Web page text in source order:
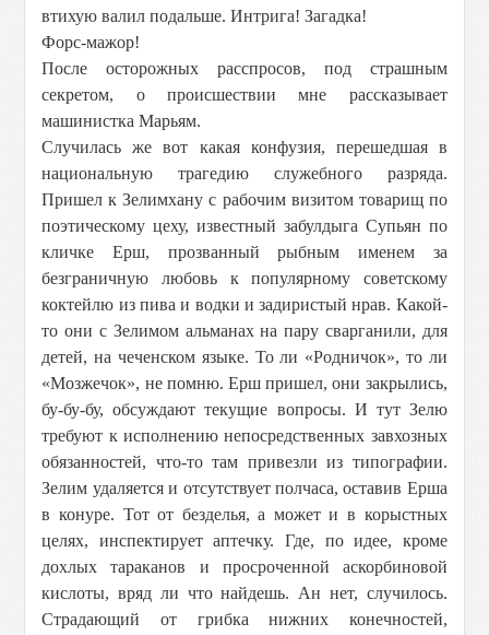
втихую валил подальше. Интрига! Загадка!
Форс-мажор!
После осторожных расспросов, под страшным
секретом, о происшествии мне рассказывает
машинистка Марьям.
Случилась же вот какая конфузия, перешедшая в
национальную трагедию служебного разряда.
Пришел к Зелимхану с рабочим визитом товарищ по
поэтическому цеху, известный забулдыга Супьян по
кличке Ерш, прозванный рыбным именем за
безграничную любовь к популярному советскому
коктейлю из пива и водки и задиристый нрав. Какой-
то они с Зелимом альманах на пару сварганили, для
детей, на чеченском языке. То ли «Родничок», то ли
«Мозжечок», не помню. Ерш пришел, они закрылись,
бу-бу-бу, обсуждают текущие вопросы. И тут Зелю
требуют к исполнению непосредственных завхозных
обязанностей, что-то там привезли из типографии.
Зелим удаляется и отсутствует полчаса, оставив Ерша
в конуре. Тот от безделья, а может и в корыстных
целях, инспектирует аптечку. Где, по идее, кроме
дохлых тараканов и просроченной аскорбиновой
кислоты, вряд ли что найдешь. Ан нет, случилось.
Страдающий от грибка нижних конечностей,